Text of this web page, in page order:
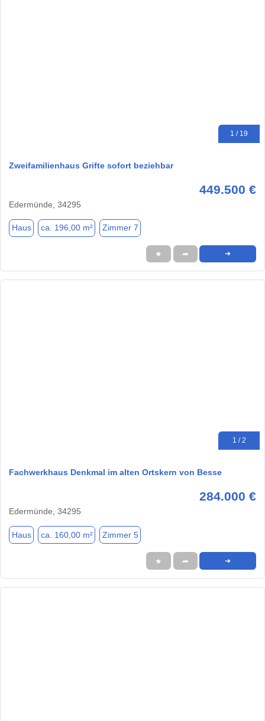
1 / 19
Zweifamilienhaus Grifte sofort beziehbar
449.500 €
Edermünde, 34295
Haus ca. 196,00 m² Zimmer 7
★ ➦ ➜
1 / 2
Fachwerkhaus Denkmal im alten Ortskern von Besse
284.000 €
Edermünde, 34295
Haus ca. 160,00 m² Zimmer 5
★ ➦ ➜